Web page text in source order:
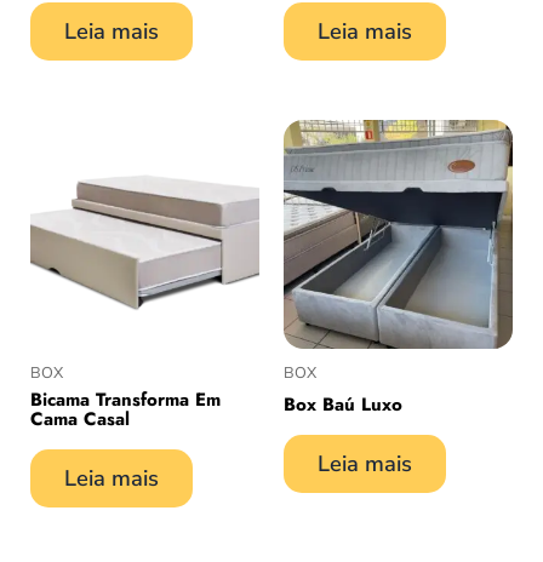
Leia mais Leia mais
BOX
Bicama Transforma Em
Cama Casal
Leia mais
BOX
Box Baú Luxo
Leia mais